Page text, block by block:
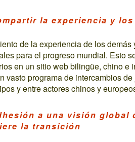
la experiencia y
de la experiencia de los
para el progreso mundial. Esto
en un sitio web bilingüe, chino e
vasto programa de intercambios
y entre actores chinos y
a una visión global
la transición